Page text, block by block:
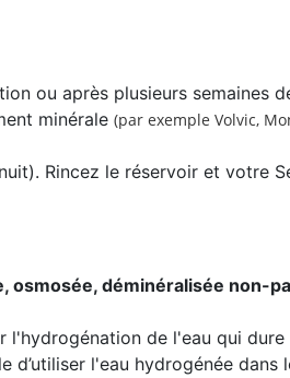
ou après plusieurs semaines
minérale (par exemple Volvic,
Rincez le réservoir et votre
osmosée, déminéralisée non-
l'hydrogénation de l'eau qui
d’utiliser l'eau hydrogénée